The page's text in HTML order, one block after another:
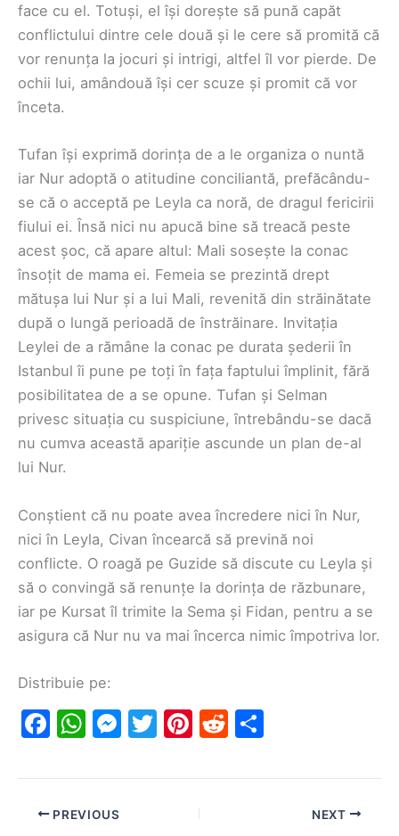
face cu el. Totuși, el își dorește să pună capăt
conflictului dintre cele două și le cere să promită că
vor renunța la jocuri și intrigi, altfel îl vor pierde. De
ochii lui, amândouă își cer scuze și promit că vor
înceta.
Tufan își exprimă dorința de a le organiza o nuntă
iar Nur adoptă o atitudine conciliantă, prefăcându-
se că o acceptă pe Leyla ca noră, de dragul fericirii
fiului ei. Însă nici nu apucă bine să treacă peste
acest șoc, că apare altul: Mali sosește la conac
însoțit de mama ei. Femeia se prezintă drept
mătușa lui Nur și a lui Mali, revenită din străinătate
după o lungă perioadă de înstrăinare. Invitația
Leylei de a rămâne la conac pe durata șederii în
Istanbul îi pune pe toți în fața faptului împlinit, fără
posibilitatea de a se opune. Tufan și Selman
privesc situația cu suspiciune, întrebându-se dacă
nu cumva această apariție ascunde un plan de-al
lui Nur.
Conștient că nu poate avea încredere nici în Nur,
nici în Leyla, Civan încearcă să prevină noi
conflicte. O roagă pe Guzide să discute cu Leyla și
să o convingă să renunțe la dorința de răzbunare,
iar pe Kursat îl trimite la Sema și Fidan, pentru a se
asigura că Nur nu va mai încerca nimic împotriva lor.
Distribuie pe:
F
c
e
W
at
s
M
s
T
itt
Pi
er
e
R
d ar
PREVIOUS NEXT